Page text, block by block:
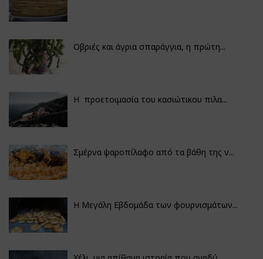
Οβριές και άγρια σπαράγγια, η πρώτη...
Η προετοιμασία του κασιώτικου πιλα...
Σμέρνα ψαροπίλαφο από τα βάθη της ν...
Η Μεγάλη Εβδομάδα των φουρνισμάτων...